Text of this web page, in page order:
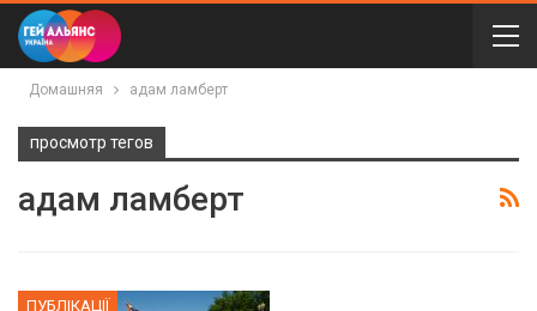
Домашняя адам ламберт
просмотр тегов
адам ламберт
ПУБЛІКАЦІЇ